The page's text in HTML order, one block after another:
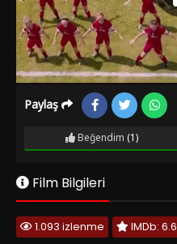
Paylaş
Beğendim (1)
Film Bilgileri
1.093 izlenme IMDb: 6.6